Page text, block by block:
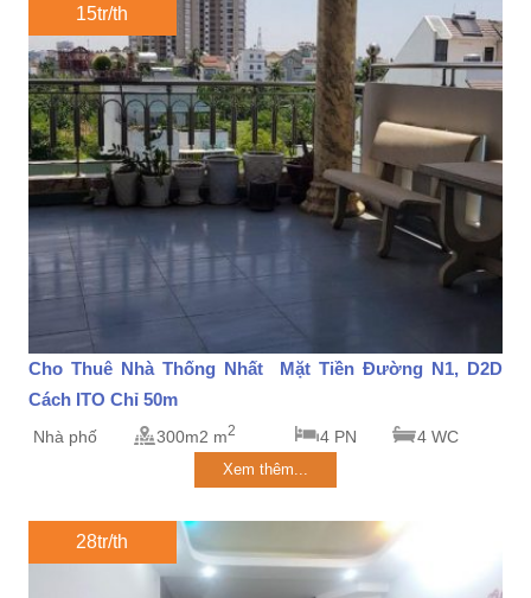
15tr/th
Cho Thuê Nhà Thống Nhất Mặt Tiền Đường N1, D2D
Cách ITO Chỉ 50m
Nhà phố 300m2 m2 4 PN 4 WC
Xem thêm...
28tr/th